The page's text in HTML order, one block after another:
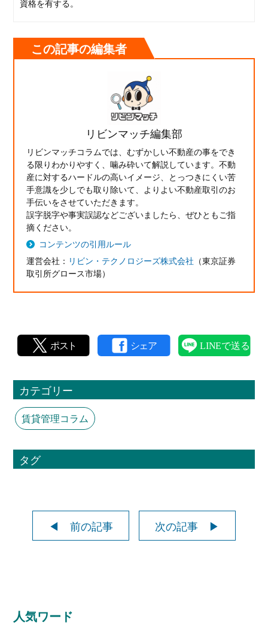
資格を有する。
この記事の編集者
リビンマッチ編集部
リビンマッチコラムでは、むずかしい不動産の事をでき
る限りわかりやすく、噛み砕いて解説しています。不動
産に対するハードルの高いイメージ、とっつきにくい苦
手意識を少しでも取り除いて、よりよい不動産取引のお
手伝いをさせていただきます。
誤字脱字や事実誤認などございましたら、ぜひともご指
摘ください。
コンテンツの引用ルール
運営会社： リビン・テクノロジーズ株式会社 （東京証券
取引所グロース市場）
カテゴリー
賃貸管理コラム
タグ
◀ 前の記事 次の記事 ▶
人気ワード